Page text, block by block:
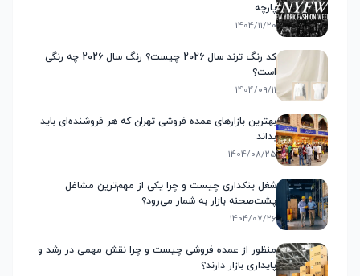
پارچه
1404/11/20
کد رنگ ترند سال 2026 چیست؟ رنگ سال 2026 چه رنگی
است؟
1404/09/11
بهترین بازارهای عمده فروشی تهران که هر فروشنده‌ای باید
بداند
1404/08/25
شغل بنکداری چیست و چرا یکی از مهم‌ترین مشاغل
پشت‌صحنه بازار به شمار می‌رود؟
1404/07/26
منظور از عمده فروشی چیست و چرا نقش مهمی در رشد و
پایداری بازار دارند؟